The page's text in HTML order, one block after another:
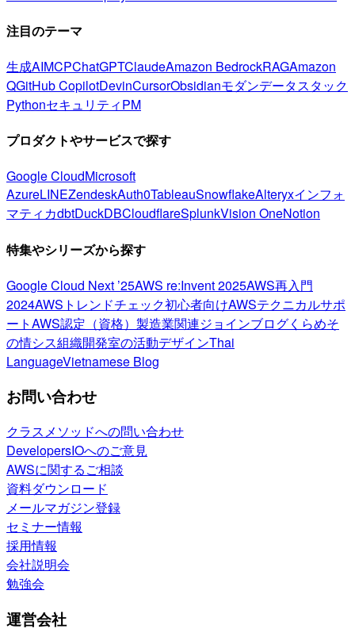
注目のテーマ
生成AIMCPChatGPTClaudeAmazon BedrockRAGAmazon
QGitHub CopilotDevinCursorObsidianモダンデータスタック
PythonセキュリティPM
プロダクトやサービスで探す
Google CloudMicrosoft
AzureLINEZendeskAuth0TableauSnowflakeAlteryxインフォ
マティカdbtDuckDBCloudflareSplunkVision OneNotion
特集やシリーズから探す
Google Cloud Next ’25AWS re:Invent 2025AWS再入門
2024AWSトレンドチェック初心者向けAWSテクニカルサポ
ートAWS認定（資格） 製造業関連ジョインブログくらめそ
の情シス組織開発室の活動デザインThai
LanguageVietnamese Blog
お問い合わせ
クラスメソッドへの問い合わせ
DevelopersIOへのご意見
AWSに関するご相談
資料ダウンロード
メールマガジン登録
セミナー情報
採用情報
会社説明会
勉強会
運営会社